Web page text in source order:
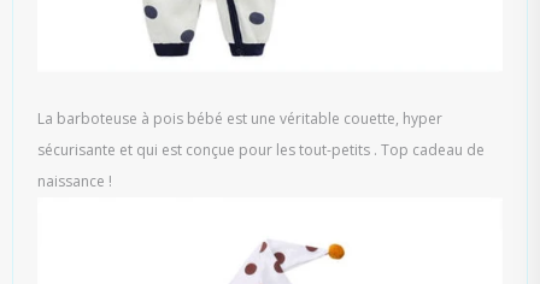
La barboteuse à pois bébé est une véritable couette, hyper
sécurisante et qui est conçue pour les tout-petits . Top cadeau de
naissance !